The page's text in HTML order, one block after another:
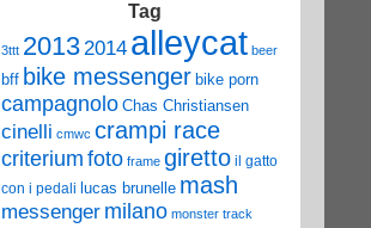
Tag
3ttt 20132014 alleycat beer
bff bike messenger bike porn
campagnolo Chas Christiansen
cinelli cmwc crampi race
criterium foto frame giretto il gatto
con i pedali lucas brunelle mash
messenger milano monster track